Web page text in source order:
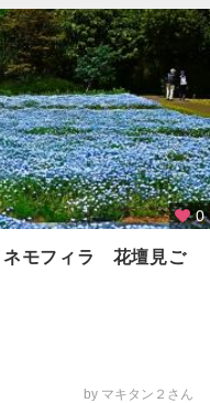
0
モフィラ 花壇見ご
by マキタン２さん